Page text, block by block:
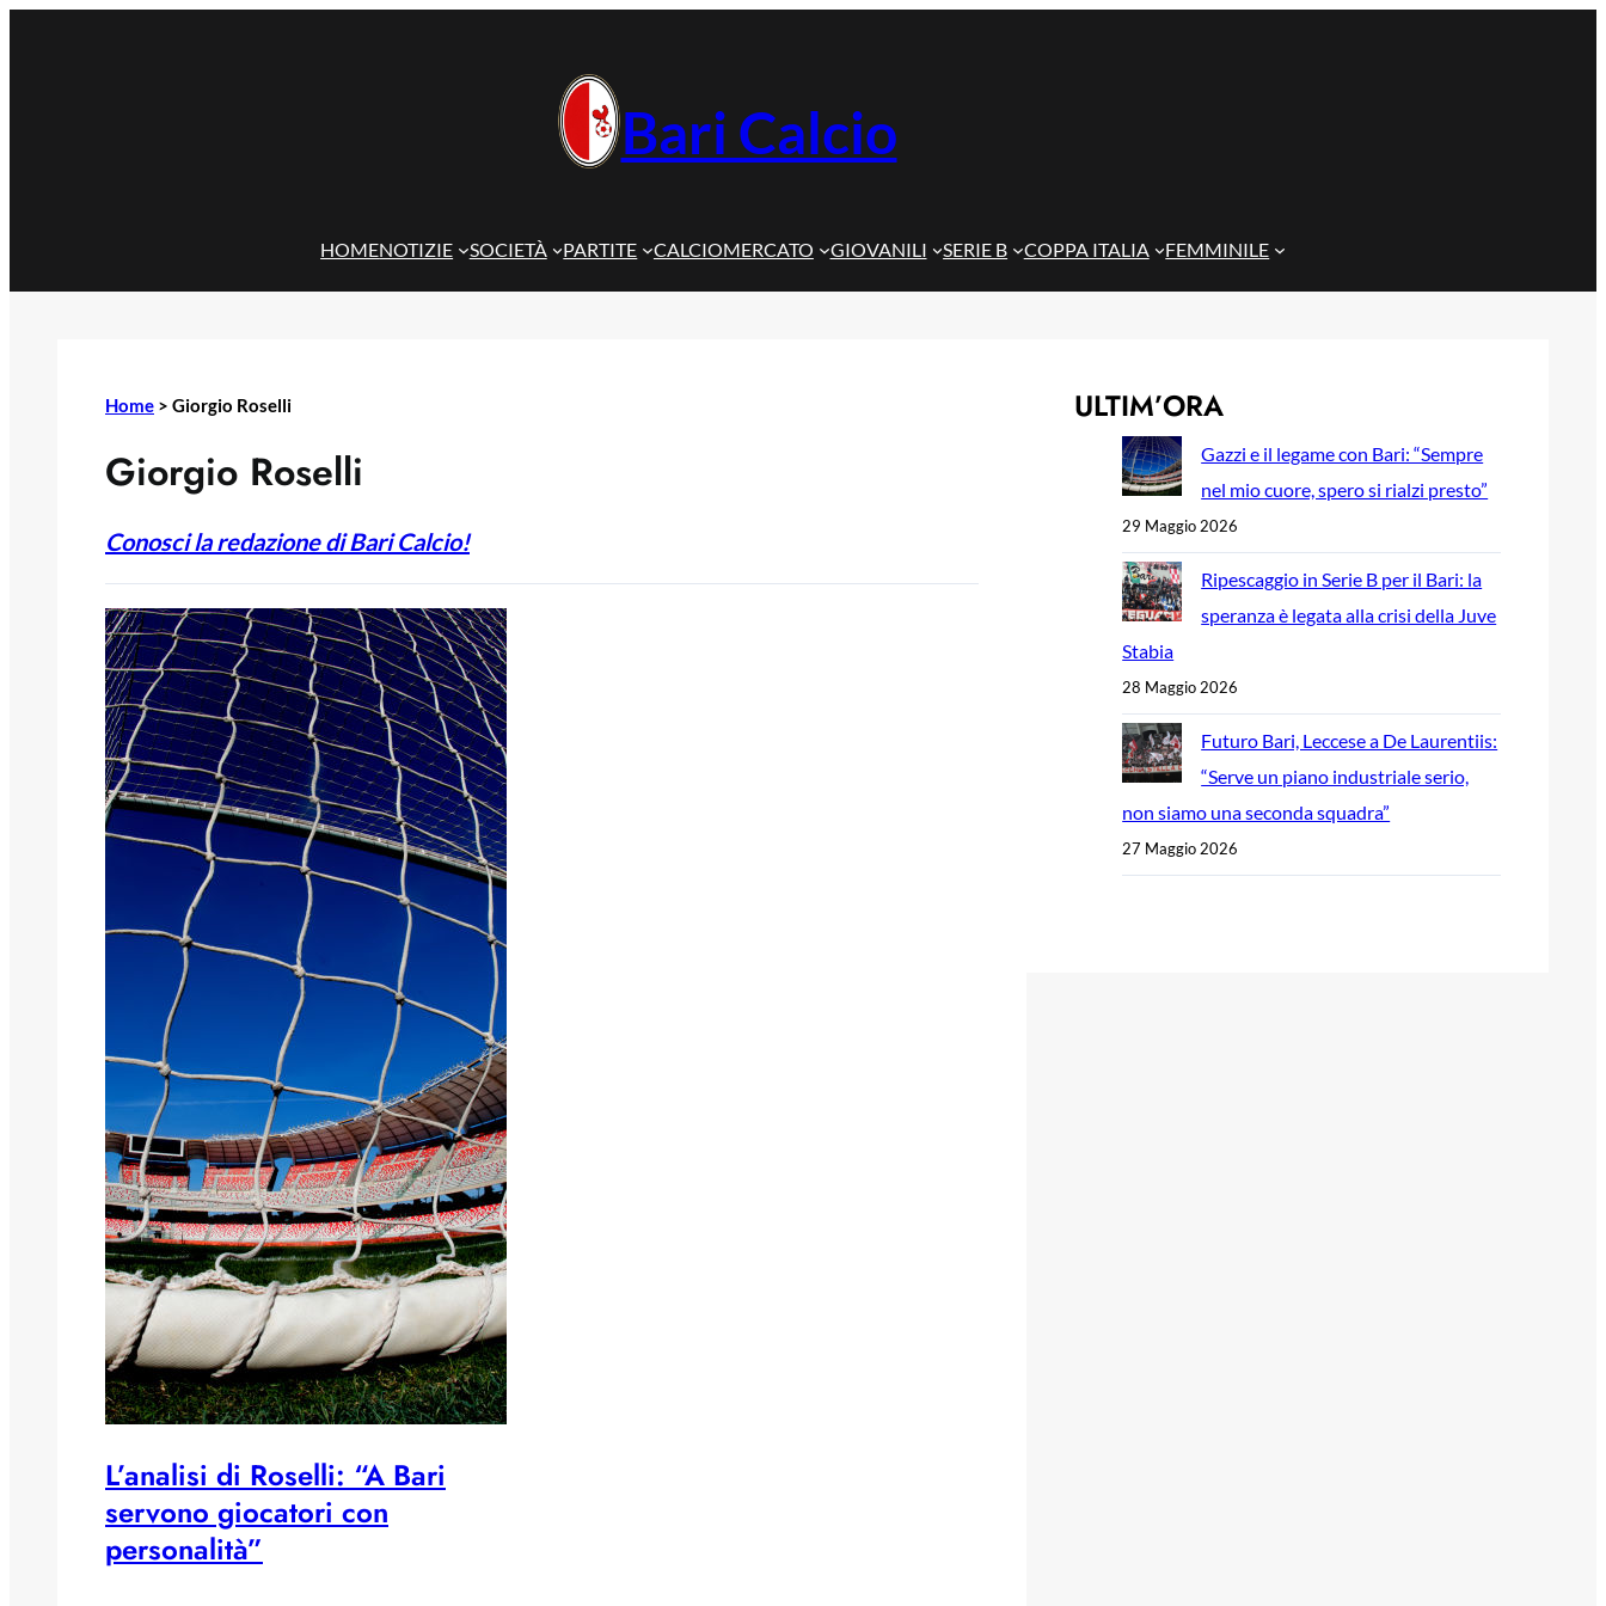
Bari Calcio
HOMENOTIZIE SOCIETÀ PARTITE CALCIOMERCATO GIOVANILI SERIE B COPPA ITALIA FEMMINILE
Home > Giorgio Roselli
Giorgio Roselli
Conosci la redazione di Bari Calcio!
L’analisi di Roselli: “A Bari
servono giocatori con
personalità”
ULTIM’ORA
Gazzi e il legame con Bari: “Sempre
nel mio cuore, spero si rialzi presto”
29 Maggio 2026
Ripescaggio in Serie B per il Bari: la
speranza è legata alla crisi della Juve
Stabia
28 Maggio 2026
Futuro Bari, Leccese a De Laurentiis:
“Serve un piano industriale serio,
non siamo una seconda squadra”
27 Maggio 2026